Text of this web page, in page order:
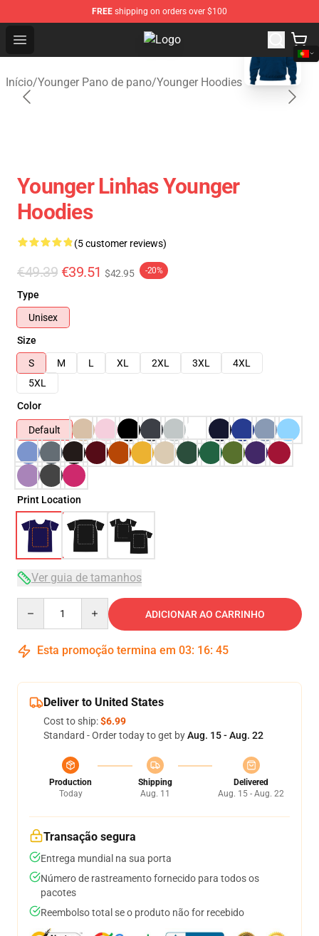
FREE shipping on orders over $100
Open menu Younger Shop - Official Younger
Início/Younger Pano de pano/Younger Hoodies
blank template
Younger Linhas Younger
Hoodies
(5 customer reviews)
€49.39 €39.51 $42.95 -20%
Type
Unisex
Size
S
M L XL 2XL 3XL
4XL
5XL
Color
Default
Print Location
Ver guia de tamanhos
ADICIONAR AO CARRINHO
Esta promoção termina em 03: 16: 45
Deliver to United States
Cost to ship:$6.99
Standard - Order today to get byAug. 15 - Aug. 22
Production
Today
Shipping
Aug. 11
Delivered
Aug. 15 - Aug. 22
Transação segura
Entrega mundial na sua porta
Número de rastreamento fornecido para todos os
pacotes
Reembolso total se o produto não for recebido